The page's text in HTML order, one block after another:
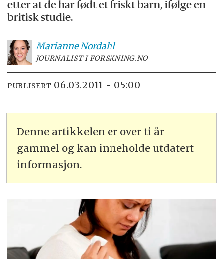
etter at de har født et friskt barn, ifølge en
britisk studie.
MarianneNordahl
JOURNALIST I FORSKNING.NO
PUBLISERT 06.03.2011 - 05:00
Denne artikkelen er over ti år
gammel og kan inneholde utdatert
informasjon.